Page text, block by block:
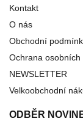
Kontakt
O nás
Obchodní
Ochrana osobních
NEWSLETTER
Velkoobchodní
ODBĚR